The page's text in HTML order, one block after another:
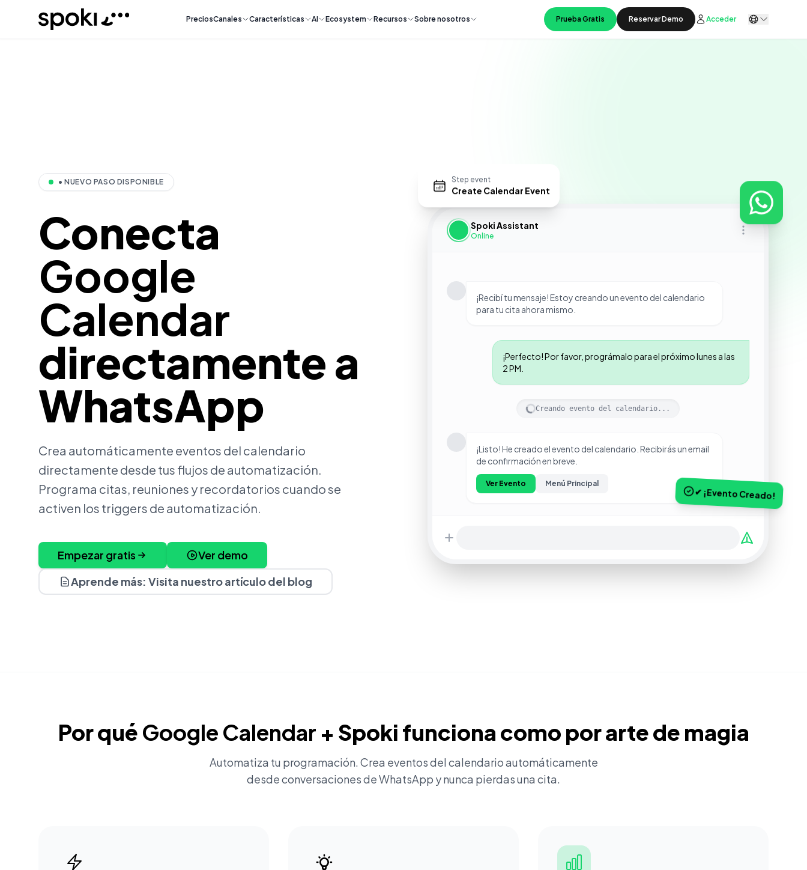
Spoki PreciosCanales Características AI Ecosystem Recursos Sobre nosotros Prueba Gratis Reservar Demo Acceder
• NUEVO PASO DISPONIBLE
Conecta
Google
Calendar
directamente a
WhatsApp
Crea automáticamente eventos del calendario
directamente desde tus flujos de automatización.
Programa citas, reuniones y recordatorios cuando se
activen los triggers de automatización.
Empezar gratis
Ver demo
Aprende más: Visita nuestro artículo del blog
Step event
Create Calendar Event
Spoki Assistant
Online
¡Recibí tu mensaje! Estoy creando un evento del calendario
para tu cita ahora mismo.
¡Perfecto! Por favor, prográmalo para el próximo lunes a las
2 PM.
Creando evento del calendario...
¡Listo! He creado el evento del calendario. Recibirás un email
de confirmación en breve.
Ver Evento Menú Principal
✔ ¡Evento Creado!
Por qué Google Calendar + Spoki funciona como por arte de magia
Automatiza tu programación. Crea eventos del calendario automáticamente
desde conversaciones de WhatsApp y nunca pierdas una cita.